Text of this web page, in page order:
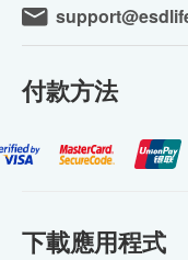
付款方法
下載應用程式